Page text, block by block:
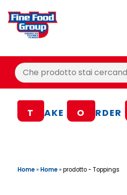
Cerca:
BLOG T AKE O RDER
Home» Home»prodotto - Toppings